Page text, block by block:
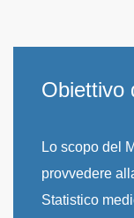
Obiettivo
Lo scopo del
provvedere
Statistico